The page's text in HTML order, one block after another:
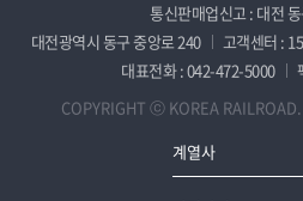
통신판매업신고 : 대전
대전광역시 동구 중앙로 240
고객센터 :
대표전화 : 042-472-5000
COPYRIGHT ⓒ KOREA
계열사